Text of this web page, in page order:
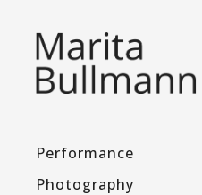
Performance
Photography